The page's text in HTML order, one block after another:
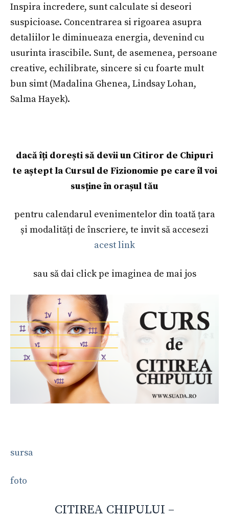
Inspira incredere, sunt calculate si deseori
suspicioase. Concentrarea si rigoarea asupra
detaliilor le diminueaza energia, devenind cu
usurinta irascibile. Sunt, de asemenea, persoane
creative, echilibrate, sincere si cu foarte mult
bun simt (Madalina Ghenea, Lindsay Lohan,
Salma Hayek).
dacă îți dorești să devii un Citiror de Chipuri
te aștept la Cursul de Fizionomie pe care îl voi
susține în orașul tău
pentru calendarul evenimentelor din toată țara
și modalități de înscriere, te invit să accesezi
acest link
sau să dai click pe imaginea de mai jos
sursa
foto
CITIREA CHIPULUI –